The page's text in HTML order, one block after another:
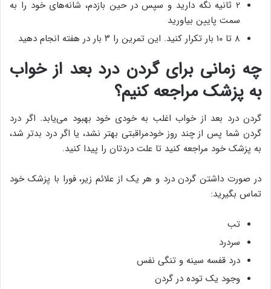
۲ ثانیه نگه دارید و سپس در حین بازدم، شانه‌های خود را به
سمت پایین بیاورید
۸ تا ۱۰ بار تکرار کنید. این تمرین را ۳ بار در هفته انجام دهید
چه زمانی برای گردن درد بعد از خواب
به پزشک مراجعه کنیم؟
گردن درد بعد از خواب اغلب به خودی خود بهبود می‌یابد. اگر درد
گردن شما پس از چند روز خودمراقبتی بهتر نشد، یا اگر درد بدتر شد،
به پزشک خود مراجعه کنید تا علت دردتان را پیدا کنید.
در صورت داشتن گردن درد و هر یک از علائم زیر، فورا با پزشک خود
تماس بگیرید:
تب
سردرد
درد قفسه سینه و تنگی نفس
وجود یک توده در گردن